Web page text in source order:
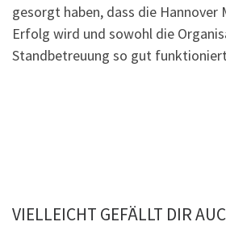
gesorgt haben, dass die Hannover
Erfolg wird und sowohl die
Standbetreuung so gut
VIELLEICHT GEFÄLLT DIR